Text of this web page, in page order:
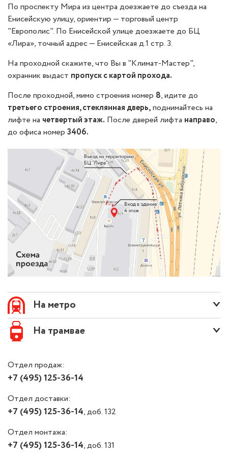
Отдел продаж:
+7 (495) 125-36-14
Отдел доставки:
+7 (495) 125-36-14, доб. 132
Отдел монтажа:
+7 (495) 125-36-14, доб. 131
По проспекту Мира из центра доезжаете до съезда на
Енисейскую улицу, ориентир — торговый центр
"Европолис". По Енисейской улице доезжаете до БЦ
«Лира», точный адрес — Енисейская д.1 стр. 3.
На проходной скажите, что Вы в "Климат-Мастер",
охранник выдаст пропуск с картой прохода.
После проходной, мимо строения номер 8, идите до
третьего строения, стеклянная дверь,поднимайтесь на
лифте на четвертый этаж. После дверей лифта направо,
до офиса номер 3406.
На метро
На трамвае